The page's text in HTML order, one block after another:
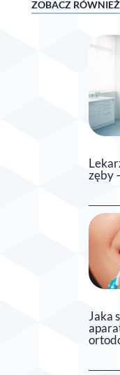
ZOBACZ RÓWNIEŻ
zęby
Jaka